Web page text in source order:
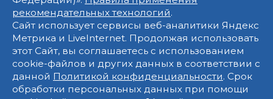
рекомендательных технологий.
Сайт использует сервисы веб-аналитики Яндекс
Метрика и LiveInternet. Продолжая использовать
этот Сайт, вы соглашаетесь с использованием
cookie-файлов и других данных в соответствии с
данной Политикой конфиденциальности. Срок
обработки персональных данных при помощи